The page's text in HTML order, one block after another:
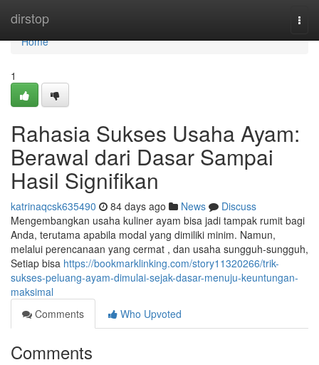
dirstop
Home
Home
1
Rahasia Sukses Usaha Ayam:
Berawal dari Dasar Sampai
Hasil Signifikan
katrinaqcsk635490 84 days ago News
Discuss
Mengembangkan usaha kuliner ayam bisa jadi tampak rumit bagi
Anda, terutama apabila modal yang dimiliki minim. Namun,
melalui perencanaan yang cermat , dan usaha sungguh-sungguh,
Setiap bisa https://bookmarklinking.com/story11320266/trik-
sukses-peluang-ayam-dimulai-sejak-dasar-menuju-keuntungan-
maksimal
Comments
Who Upvoted
Comments